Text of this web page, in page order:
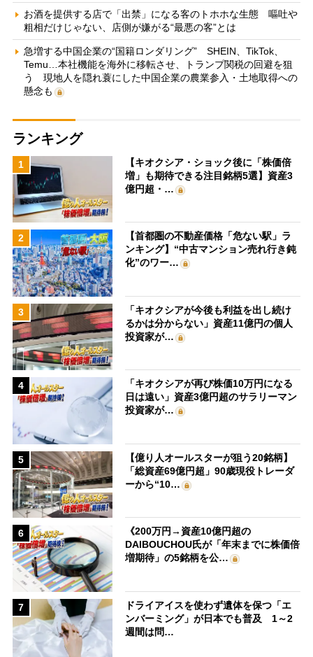
お酒を提供する店で「出禁」になる客のトホホな生態 嘔吐や
粗相だけじゃない、店側が嫌がる“最悪の客”とは
急増する中国企業の“国籍ロンダリング” SHEIN、TikTok、
Temu…本社機能を海外に移転させ、トランプ関税の回避を狙
う 現地人を隠れ蓑にした中国企業の農業参入・土地取得への
懸念も
ランキング
1
【キオクシア・ショック後に「株価倍
増」も期待できる注目銘柄5選】資産3
億円超・…
2
【首都圏の不動産価格「危ない駅」ラ
ンキング】“中古マンション売れ行き鈍
化”のワー…
3
「キオクシアが今後も利益を出し続け
るかは分からない」資産11億円の個人
投資家が…
4
「キオクシアが再び株価10万円になる
日は遠い」資産3億円超のサラリーマン
投資家が…
5
【億り人オールスターが狙う20銘柄】
「総資産69億円超」90歳現役トレーダ
ーから“10…
6
《200万円→資産10億円超の
DAIBOUCHOU氏が「年末までに株価倍
増期待」の5銘柄を公…
7
ドライアイスを使わず遺体を保つ「エ
ンバーミング」が日本でも普及 1～2
週間は問…